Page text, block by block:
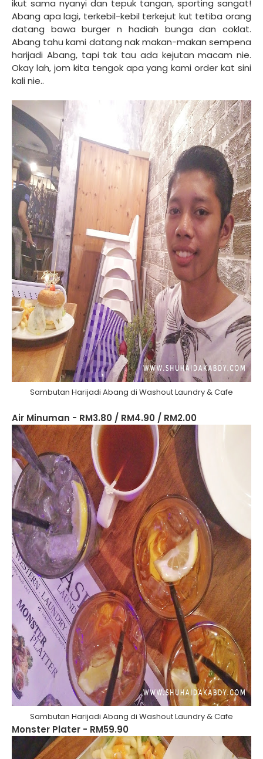
ikut sama nyanyi dan tepuk tangan, sporting sangat!
Abang apa lagi, terkebil-kebil terkejut kut tetiba orang
datang bawa burger n hadiah bunga dan coklat.
Abang tahu kami datang nak makan-makan sempena
harijadi Abang, tapi tak tau ada kejutan macam nie.
Okay lah, jom kita tengok apa yang kami order kat sini
kali nie..
Sambutan Harijadi Abang di Washout Laundry & Cafe
Air Minuman - RM3.80 / RM4.90 / RM2.00
Sambutan Harijadi Abang di Washout Laundry & Cafe
Monster Plater - RM59.90